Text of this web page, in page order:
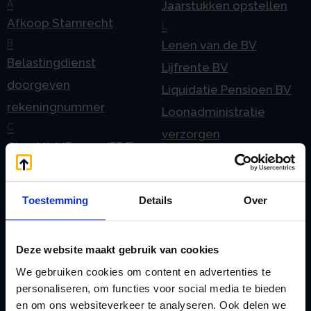
Toestemming Details Over
Deze website maakt gebruik van cookies
We gebruiken cookies om content en advertenties te
personaliseren, om functies voor social media te bieden
en om ons websiteverkeer te analyseren. Ook delen we
A
Afkoop Stamrecht
B
Belastingdienst
doorgeven
rekeningnummer
C
Checklist IB 2023 (PDF)
Checklist IB 2023 (Word)
Checklist IB 2025 (Word)
Contact
Jaarstukken opstellen
Lenen van de BV
Lijfrente BV
Liquidatie Pensioen BV
Loonadministratie
verzorgen
Stamrecht BV
Ontbinden Stamrecht
BV
Onzakelijke lening